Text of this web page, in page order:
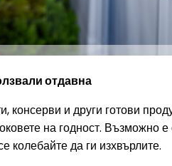
отдавна
консерви и други готови
на годност. Възможно
колебайте да ги изхвърлите.